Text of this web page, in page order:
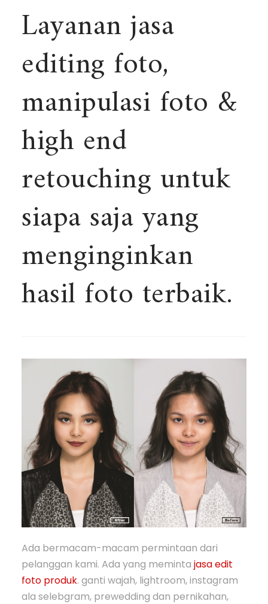
Layanan jasa
editing foto,
manipulasi foto &
high end
retouching untuk
siapa saja yang
menginginkan
hasil foto terbaik.
Ada bermacam-macam permintaan dari
pelanggan kami. Ada yang memintajasa edit
foto produk. ganti wajah, lightroom, instagram
ala selebgram, prewedding dan pernikahan,